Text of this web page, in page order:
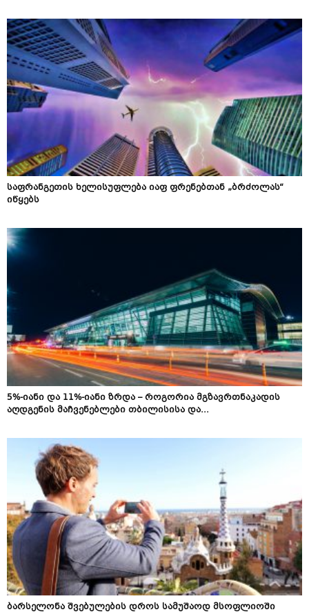
საფრანგეთის ხელისუფლება იაფ ფრენებთან „ბრძოლას“
იწყებს
5%-იანი და 11%-იანი ზრდა – როგორია მგზავრთნაკადის
აღდგენის მაჩვენებლები თბილისისა და...
ბარსელონა შვებულების დროს სამუშაოდ მსოფლიოში